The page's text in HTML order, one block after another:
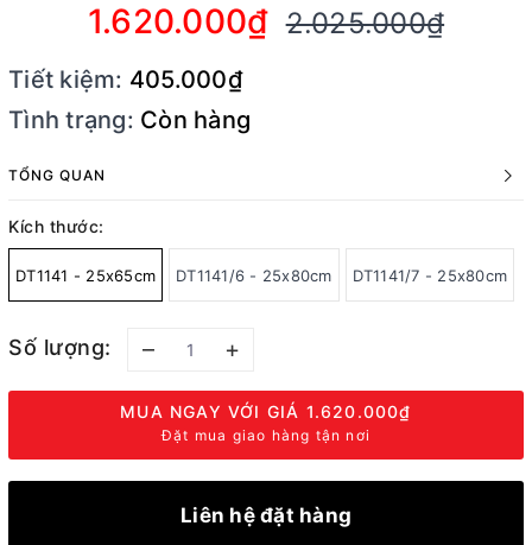
1.620.000₫ 2.025.000₫
Tiết kiệm: 405.000₫
Tình trạng: Còn hàng
TỔNG QUAN
Kích thước:
DT1141 - 25x65cm DT1141/6 - 25x80cm DT1141/7 - 25x80cm
Số lượng: – +
MUA NGAY VỚI GIÁ 1.620.000₫
Đặt mua giao hàng tận nơi
Liên hệ đặt hàng